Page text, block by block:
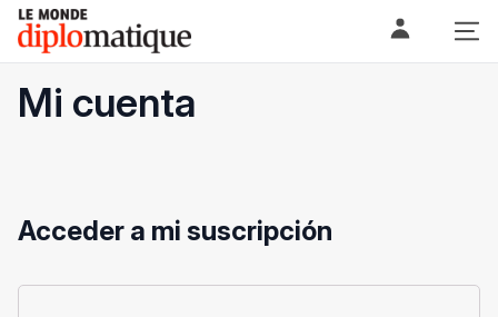
Skip
content
Le monde diplomatique
Mi cuenta
Acceder a mi suscripción